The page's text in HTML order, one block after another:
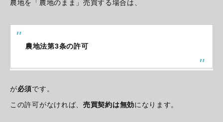
農地を「農地のまま」売買する場合は、
農地法第3条の許可
が必須です。
この許可がなければ、 売買契約は無効になります。